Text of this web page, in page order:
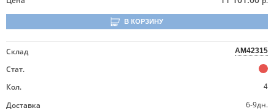
В КОРЗИНУ
Склад AM42315
Стат.
Кол.
4
Доставка
6-9дн.